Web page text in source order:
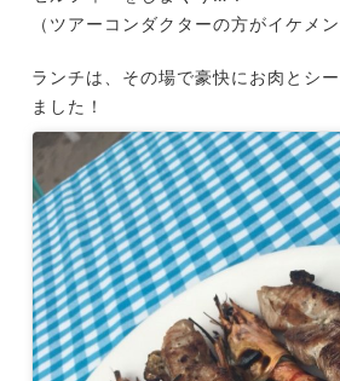
（ツアーコンダクターの方がイケメ
ランチは、その場で豪快にお肉とシ
ました！